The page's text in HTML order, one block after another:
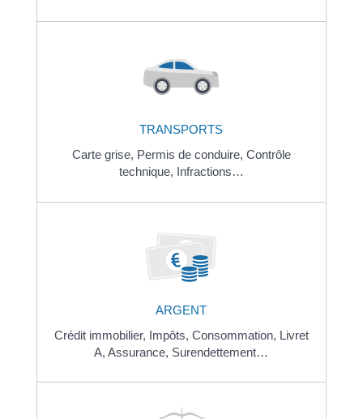
TRANSPORTS
Carte grise, Permis de conduire, Contrôle
technique, Infractions…
ARGENT
Crédit immobilier, Impôts, Consommation, Livret
A,Assurance, Surendettement…